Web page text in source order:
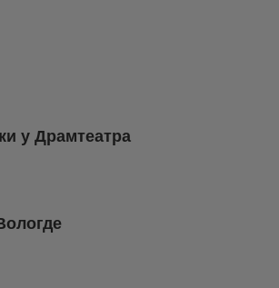
у Драмтеатра